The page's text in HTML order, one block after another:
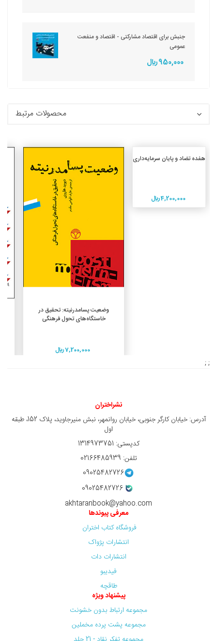
جنبش برای اقتصاد مشارکتی - اقتصاد و منفعت
عمومی
950,000 ريال
محصولات مرتبط
افزودن به سبد خرید
وضعیت پسامدرنیته: تحقیق در
خاستگاه‌های تحول فرهنگی
7,200,000 ريال
افزودن به سبد خرید
هفده تضاد و پایان سرمایه‌داری
4,200,000 ريال
; ;
نشراختران
آدرس: خیابان کارگر جنوبی، خیابان روانمهر، نبش منیرجاوید، پلاک 152، طبقه
اول
کدپستی: 1314973751
تلفن: 02166485939
09025482726
09025482726
akhtaranbook@yahoo.com
معرفی پیوندها
فروشگاه کتاب اختران
انتشارات پژواک
انتشارات دات
فیدیبو
طاقچه
پیشنهاد ویژه
مجموعه ارتباط بدون خشونت
مجموعه پشت پرده مخملین